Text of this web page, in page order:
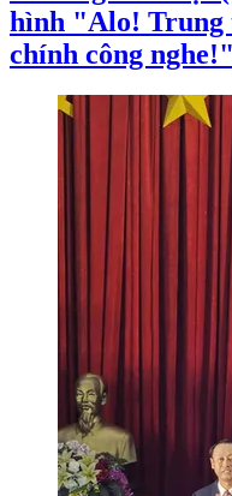
hình "Alo! Trung
chính công nghe!"